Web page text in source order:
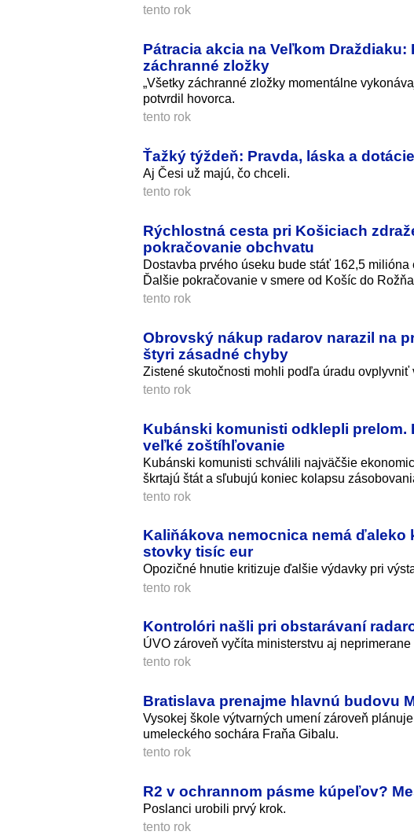
tento rok
Pátracia akcia na Veľkom
záchranné zložky
„Všetky záchranné zložky momentálne
potvrdil hovorca.
tento rok
Ťažký týždeň: Pravda, láska a dotácie
Aj Česi už majú, čo chceli.
tento rok
Rýchlostná cesta pri Košiciach
pokračovanie obchvatu
Dostavba prvého úseku bude stáť 162,5
Ďalšie pokračovanie v smere od Košíc do
tento rok
Obrovský nákup radarov narazil na
štyri zásadné chyby
Zistené skutočnosti mohli podľa úradu
tento rok
Kubánski komunisti odklepli
veľké zoštíhľovanie
Kubánski komunisti schválili najväčšie
škrtajú štát a sľubujú koniec kolapsu
tento rok
Kaliňákova nemocnica nemá ďaleko
stovky tisíc eur
Opozičné hnutie kritizuje ďalšie výdavky pri
tento rok
Kontrolóri našli pri obstarávaní
ÚVO zároveň vyčíta ministerstvu aj
tento rok
Bratislava prenajme hlavnú budovu
Vysokej škole výtvarných umení zároveň
umeleckého sochára Fraňa Gibalu.
tento rok
R2 v ochrannom pásme kúpeľov?
Poslanci urobili prvý krok.
tento rok